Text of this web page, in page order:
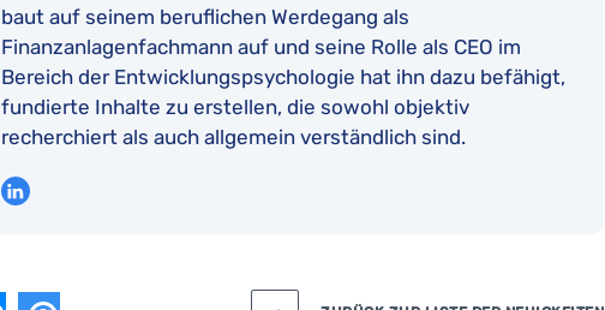
baut auf seinem beruflichen Werdegang als
Finanzanlagenfachmann auf und seine Rolle als CEO im
Bereich der Entwicklungspsychologie hat ihn dazu befähigt,
fundierte Inhalte zu erstellen, die sowohl objektiv
recherchiert als auch allgemein verständlich sind.